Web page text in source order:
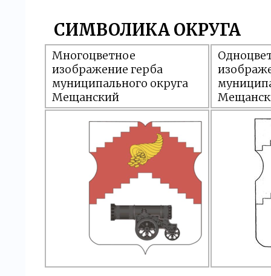
СИМВОЛИКА ОКРУГА
Многоцветное
изображение герба
муниципального округа
Мещанский